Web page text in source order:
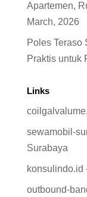
Apartemen,
March, 2026
Poles Teraso
Praktis untuk
Links
sewamobil-
Surabaya
konsulindo.id
outbound-